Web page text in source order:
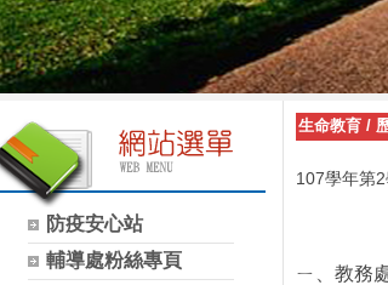
防疫安心站
輔導處粉絲專頁
生命教育/
107學年第2
ㄧ、教務